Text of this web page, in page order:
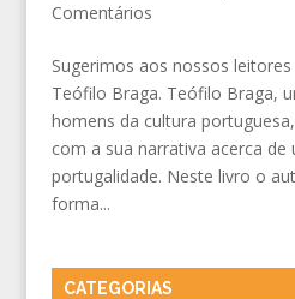
Comentários
Sugerimos aos nossos
Teófilo Braga. Teófilo Braga,
homens da cultura
com a sua narrativa acerca
portugalidade. Neste livro o
forma...
CATEGORIAS